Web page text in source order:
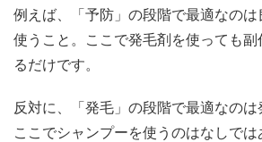
例えば、「予防」の段階で最適なの
使うこと。ここで発毛剤を使っても副
るだけです。
反対に、「発毛」の段階で最適なのは
ここでシャンプーを使うのはなしで